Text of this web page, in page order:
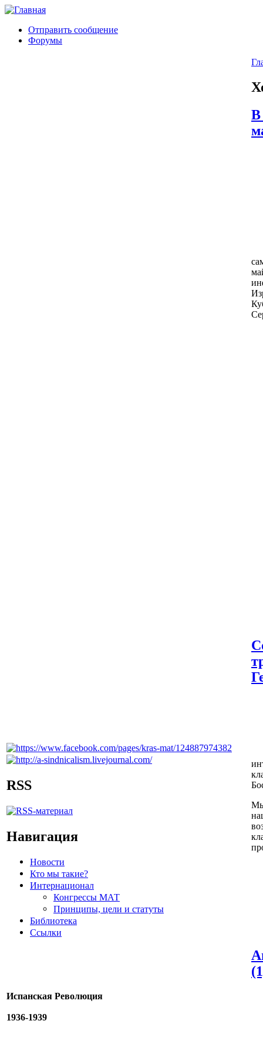
Отправить сообщение
Форумы
RSS
Навигация
Новости
Кто мы такие?
Интернационал
Конгрессы МАТ
Принципы, цели и статуты
Библиотека
Ссылки
Испанская Революция
1936-1939
В
Мы